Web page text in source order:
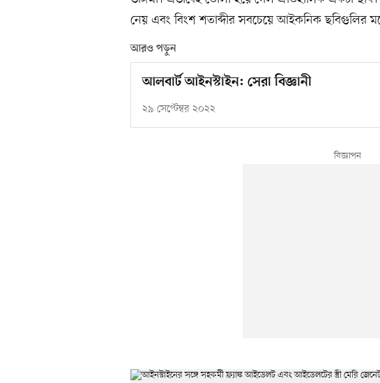
নেয় এবং বিংশ শতাব্দীর সবচেয়ে আইকনিক ছবিগুলির
আরও পড়ুন
আলবার্ট আইনস্টাইন: সেরা বিজ্ঞানী
২৯ সেপ্টেম্বর ২০২২